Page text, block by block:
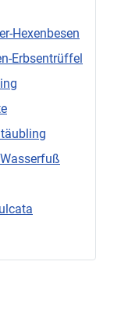
Hexenbesen
Erbsentrüffel